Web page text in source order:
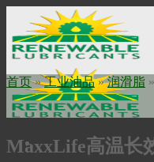
content
首页»工业油品»润滑脂 »
MaxxLife高温长